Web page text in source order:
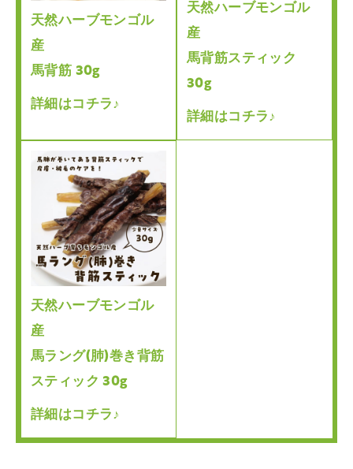
天然ハーブモンゴル
産
馬背筋 30g
詳細はコチラ♪
天然ハーブモンゴル
産
馬背筋スティック
30g
詳細はコチラ♪
天然ハーブモンゴル
産
馬ラング(肺)巻き背筋
スティック 30g
詳細はコチラ♪